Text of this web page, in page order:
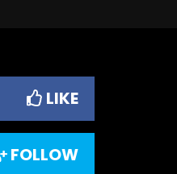
LIKE
FOLLOW